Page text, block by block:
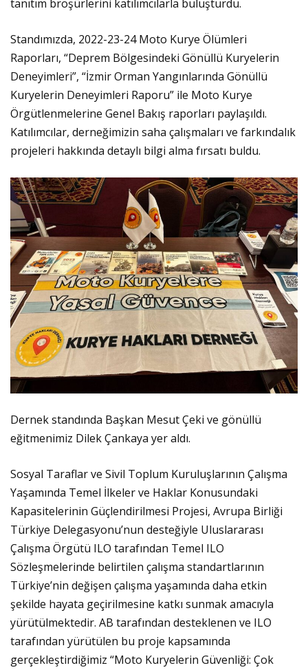
tanıtım broşürlerini katılımcılarla buluşturdu.
Standımızda, 2022-23-24 Moto Kurye Ölümleri
Raporları, “Deprem Bölgesindeki Gönüllü Kuryelerin
Deneyimleri”, “İzmir Orman Yangınlarında Gönüllü
Kuryelerin Deneyimleri Raporu” ile Moto Kurye
Örgütlenmelerine Genel Bakış raporları paylaşıldı.
Katılımcılar, derneğimizin saha çalışmaları ve farkındalık
projeleri hakkında detaylı bilgi alma fırsatı buldu.
Dernek standında Başkan Mesut Çeki ve gönüllü
eğitmenimiz Dilek Çankaya yer aldı.
Sosyal Taraflar ve Sivil Toplum Kuruluşlarının Çalışma
Yaşamında Temel İlkeler ve Haklar Konusundaki
Kapasitelerinin Güçlendirilmesi Projesi, Avrupa Birliği
Türkiye Delegasyonu’nun desteğiyle Uluslararası
Çalışma Örgütü ILO tarafından Temel ILO
Sözleşmelerinde belirtilen çalışma standartlarının
Türkiye’nin değişen çalışma yaşamında daha etkin
şekilde hayata geçirilmesine katkı sunmak amacıyla
yürütülmektedir. AB tarafından desteklenen ve ILO
tarafından yürütülen bu proje kapsamında
gerçekleştirdiğimiz “Moto Kuryelerin Güvenliği: Çok